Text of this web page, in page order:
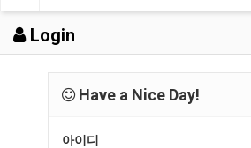
Login
Have a Nice Day!
아이디